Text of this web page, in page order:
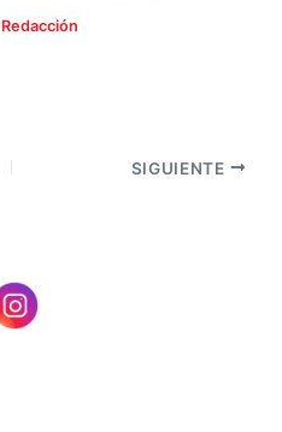
Redacción
SIGUIENTE